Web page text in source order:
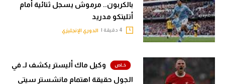
بالكربون.. مرموش يسجل ثنائية أمام
أتليتكو مدريد
الدوري الإنجليزي
وكيل ماك أليستر يكشف لـ في
الجول حقيقة اهتمام مانشستر سيتي